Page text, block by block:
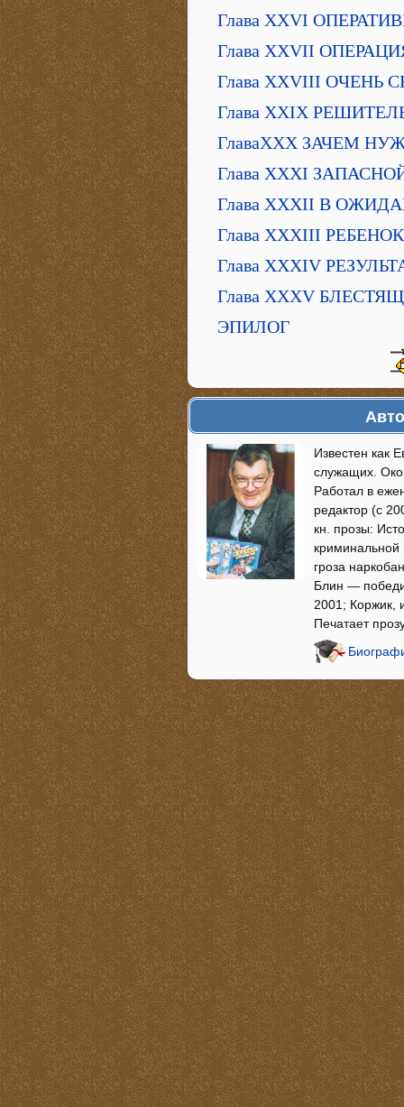
Глава XXVI
Глава XXVII
Глава XXVIII
Глава XXIX
ГлаваXXX ЗАЧЕМ
Глава XXXI
Глава XXXII В
Глава XXXIII
Глава XXXIV
Глава XXXV
ЭПИЛОГ
Известен как
служащих.
Работал в
редактор (с
кн. прозы:
гроза
Блин —
2001; Коржик,
Печатает